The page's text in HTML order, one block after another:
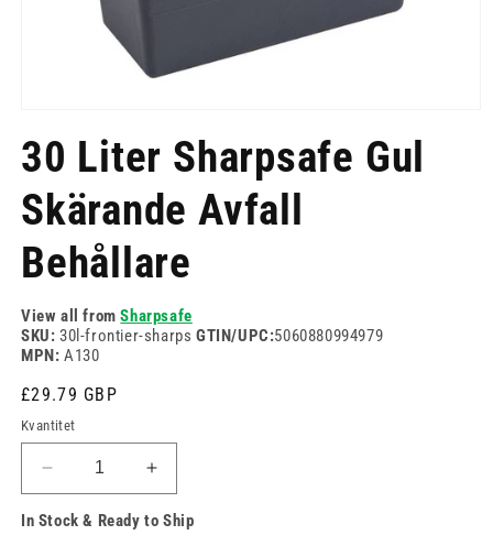
1
i30 Liter Sharpsafe Gul
Skärande Avfall
Behållare
View all fromSharpsafe
SKU: 30l-frontier-sharps GTIN/UPC:5060880994979
MPN: A130
Ordinarie
pris
£29.79 GBP
Kvantitet
Minska
kvantitet
för
Öka
kvantitet
för
In Stock & Ready to Ship